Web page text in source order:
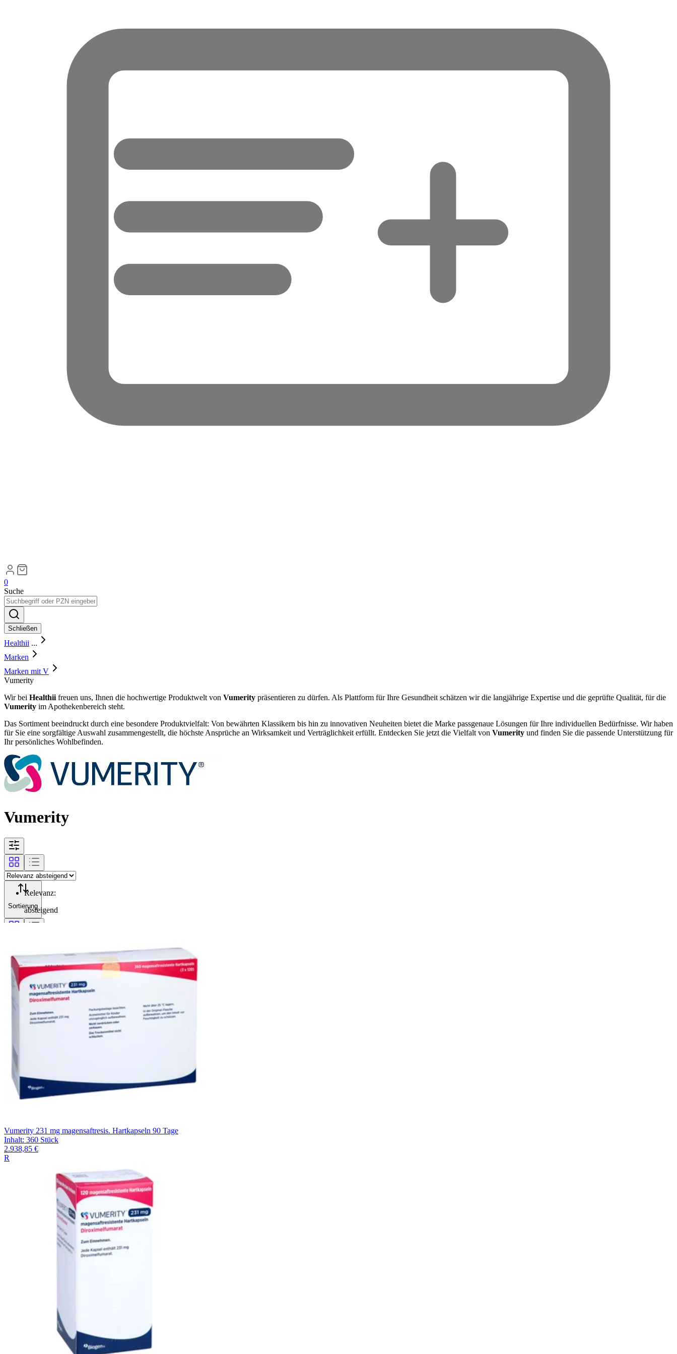
0
Suche
Schließen
Healthii ...
Marken
Marken mit V
Vumerity
Wir bei Healthii freuen uns, Ihnen die hochwertige Produktwelt von Vumerity präsentieren zu dürfen. Als Plattform für Ihre Gesundheit schätzen wir die langjährige Expertise und die geprüfte Qualität, für die
Vumerity im Apothekenbereich steht.
Das Sortiment beeindruckt durch eine besondere Produktvielfalt: Von bewährten Klassikern bis hin zu innovativen Neuheiten bietet die Marke passgenaue Lösungen für Ihre individuellen Bedürfnisse. Wir haben
für Sie eine sorgfältige Auswahl zusammengestellt, die höchste Ansprüche an Wirksamkeit und Verträglichkeit erfüllt. Entdecken Sie jetzt die Vielfalt von Vumerity und finden Sie die passende Unterstützung für
Ihr persönliches Wohlbefinden.
Vumerity
Sortierung
Filterung
Relevanz:
absteigend
Vumerity 231 mg magensaftresis. Hartkapseln 90 Tage
Inhalt: 360 Stück
2.938,85 €
R